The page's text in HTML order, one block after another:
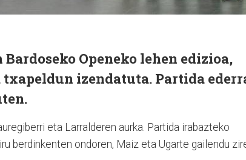
Openeko lehen edizioa,
izendatuta. Partida
eta Larralderen aurka. Partida irabazteko
berdinkenten ondoren, Maiz eta Ugarte gailendu